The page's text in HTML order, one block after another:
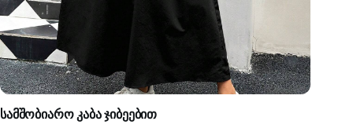
სამშობიარო კაბა ჯიბეებით